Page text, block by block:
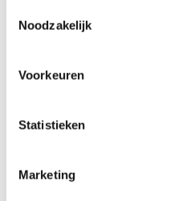
Noodzakelijk
Voorkeuren
Statistieken
Marketing